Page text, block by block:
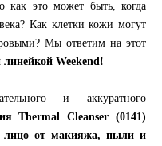
как это может быть, когда
Как клетки кожи могут
Мы ответим на этот
линейкой Weekend!
и аккуратного
Thermal Cleanser (0141)
лицо от макияжа, пыли и